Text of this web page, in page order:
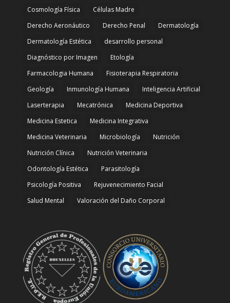
Cosmología Física
Células Madre
Derecho Aeronáutico
Derecho Penal
Dermatología
Dermatología Estética
desarrollo personal
Diagnóstico por Imagen
Etología
Farmacologia Humana
Fisioterapia Respiratoria
Geología
Inmunología Humana
Inteligencia Artificial
Laserterapia
Mecatrónica
Medicina Deportiva
Medicina Estetica
Medicina Integrativa
Medicina Veterinaria
Microbiología
Nutrición
Nutrición Clínica
Nutrición Veterinaria
Odontología Estética
Parasitología
Psicología Positiva
Rejuvenecimiento Facial
Salud Mental
Valoración del Daño Corporal